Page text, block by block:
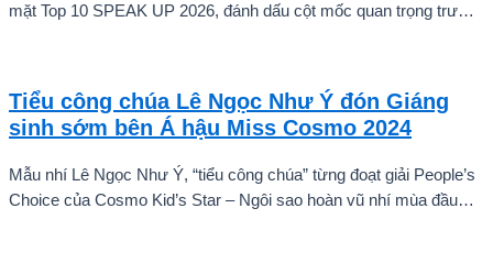
mặt Top 10 SPEAK UP 2026, đánh dấu cột mốc quan trọng trước
Tiểu công chúa Lê Ngọc Như Ý đón Giáng
sinh sớm bên Á hậu Miss Cosmo 2024
Mẫu nhí Lê Ngọc Như Ý, “tiểu công chúa” từng đoạt giải People’s
Choice của Cosmo Kid’s Star – Ngôi sao hoàn vũ nhí mùa đầu